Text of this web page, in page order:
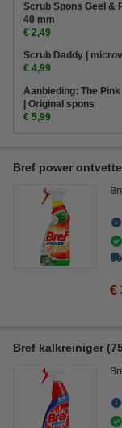
Scrub Spons Geel &
40 mm
€ 2,49
Scrub Daddy |
€ 4,99
Aanbieding: The
| Original spons
€ 5,99
Bref power
€
Bref kalkreiniger